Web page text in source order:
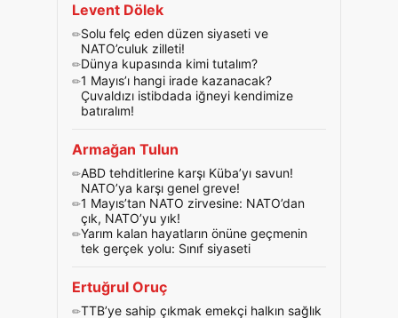
Levent Dölek
Solu felç eden düzen siyaseti ve
NATO’culuk zilleti!
Dünya kupasında kimi tutalım?
1 Mayıs’ı hangi irade kazanacak?
Çuvaldızı istibdada iğneyi kendimize
batıralım!
Armağan Tulun
ABD tehditlerine karşı Küba’yı savun!
NATO’ya karşı genel greve!
1 Mayıs’tan NATO zirvesine: NATO’dan
çık, NATO’yu yık!
Yarım kalan hayatların önüne geçmenin
tek gerçek yolu: Sınıf siyaseti
Ertuğrul Oruç
TTB’ye sahip çıkmak emekçi halkın sağlık